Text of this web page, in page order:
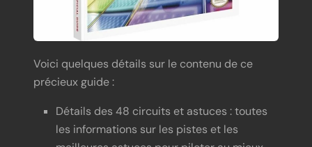
Voici quelques détails sur le contenu de ce
précieux guide :
Détails des 48 circuits et astuces : toutes
les informations sur les pistes et les